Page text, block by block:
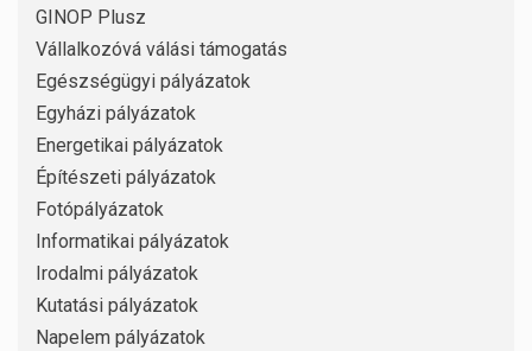
GINOP Plusz
Vállalkozóvá válási támogatás
Egészségügyi pályázatok
Egyházi pályázatok
Energetikai pályázatok
Építészeti pályázatok
Fotópályázatok
Informatikai pályázatok
Irodalmi pályázatok
Kutatási pályázatok
Napelem pályázatok